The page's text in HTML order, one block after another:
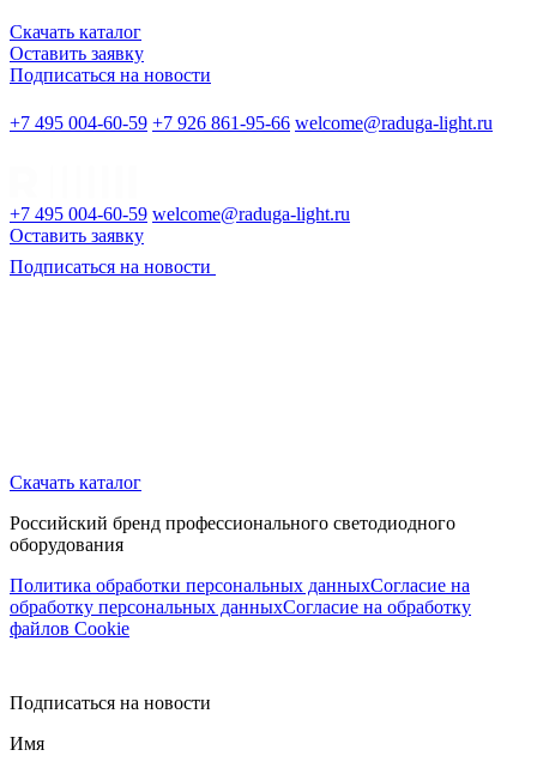
Скачать каталог
Оставить заявку
Подписаться на новости
+7 495 004-60-59 +7 926 861-95-66 welcome@raduga-light.ru
+7 495 004-60-59 welcome@raduga-light.ru
Оставить заявку
Подписаться на новости
Скачать каталог
Российский бренд профессионального светодиодного
оборудования
Политика обработки персональных данныхСогласие на
обработку персональных данныхСогласие на обработку
файлов Cookie
Подписаться на новости
Имя